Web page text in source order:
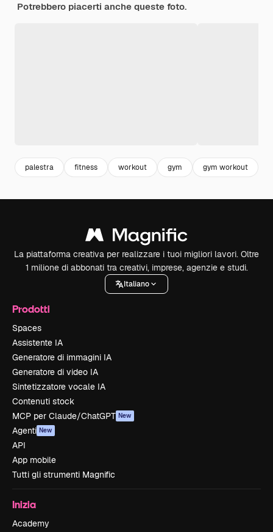
Potrebbero piacerti anche queste foto.
palestra fitness workout gym gym workout
La piattaforma creativa per realizzare i tuoi migliori lavori. Oltre
1 milione di abbonati tra creativi, imprese, agenzie e studi.
Italiano
Prodotti
Spaces
Assistente IA
Generatore di immagini IA
Generatore di video IA
Sintetizzatore vocale IA
Contenuti stock
MCP per Claude/ChatGPT New
Agenti New
API
App mobile
Tutti gli strumenti Magnific
Inizia
Academy